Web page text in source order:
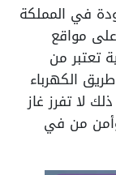
في المملكة
مواقع
تعتبر من
الكهرباء
لا تفرز غاز
من في